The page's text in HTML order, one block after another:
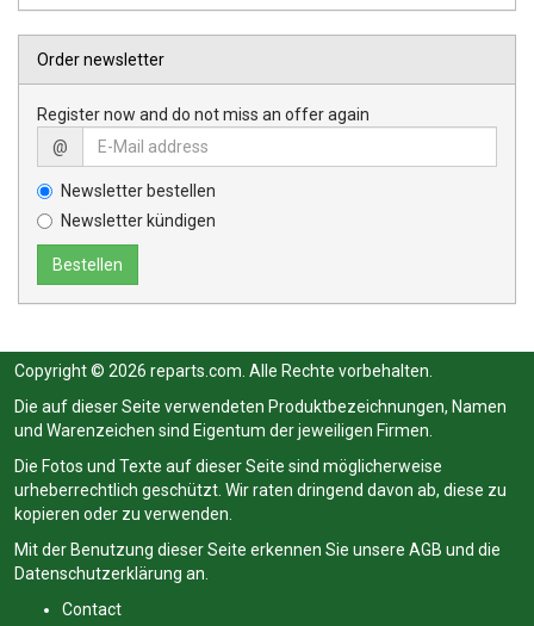
Order newsletter
Register now and do not miss an offer again
@
Newsletter bestellen
Newsletter kündigen
Copyright © 2026 reparts.com. Alle Rechte vorbehalten.
Die auf dieser Seite verwendeten Produktbezeichnungen, Namen
und Warenzeichen sind Eigentum der jeweiligen Firmen.
Die Fotos und Texte auf dieser Seite sind möglicherweise
urheberrechtlich geschützt. Wir raten dringend davon ab, diese zu
kopieren oder zu verwenden.
Mit der Benutzung dieser Seite erkennen Sie unsere AGB und die
Datenschutzerklärung an.
Contact